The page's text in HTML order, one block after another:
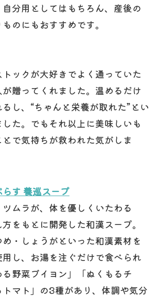
分用としてはもちろん、産後の
のにもおすすめです。
トックが大好きでよく通っていた
贈ってくれました。温めるだけ
し、“ちゃんと栄養が取れた”とい
た。でもそれ以上に美味しいも
で気持ちが救われた気がしま
す 養巡スープ
ムラが、体を優しくいたわる
方をもとに開発した和漢スープ。
・しょうがといった和漢素材を
し、お湯を注ぐだけで食べられ
野菜ブイヨン」「ぬくもるチ
マト」の3種があり、体調や気分